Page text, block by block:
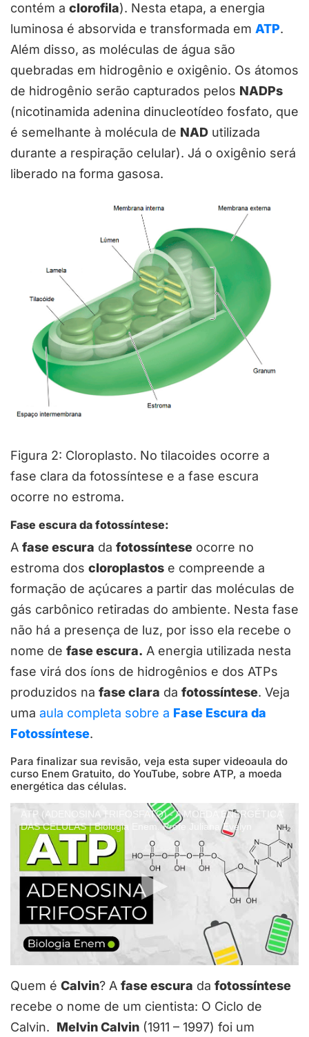
contém a clorofila). Nesta etapa, a energia
luminosa é absorvida e transformada em ATP.
Além disso, as moléculas de água são
quebradas em hidrogênio e oxigênio. Os átomos
de hidrogênio serão capturados pelos NADPs
(nicotinamida adenina dinucleotídeo fosfato, que
é semelhante à molécula de NAD utilizada
durante a respiração celular). Já o oxigênio será
liberado na forma gasosa.
Figura 2: Cloroplasto. No tilacoides ocorre a
fase clara da fotossíntese e a fase escura
ocorre no estroma.
Fase escura da fotossíntese:
A fase escura da fotossíntese ocorre no
estroma dos cloroplastos e compreende a
formação de açúcares a partir das moléculas de
gás carbônico retiradas do ambiente. Nesta fase
não há a presença de luz, por isso ela recebe o
nome de fase escura. A energia utilizada nesta
fase virá dos íons de hidrogênios e dos ATPs
produzidos na fase clara da fotossíntese. Veja
uma aula completa sobre a Fase Escura da
Fotossíntese.
Para finalizar sua revisão, veja esta super videoaula do
curso Enem Gratuito, do YouTube, sobre ATP, a moeda
energética das células.
ATP (ADENOSINA TRIFOSFATO) - A MOEDA ENERGÉTICA
DAS CÉLULAS | Biologia Enem. Profe Juliana Evelyn
Quem é Calvin? A fase escura da fotossíntese
recebe o nome de um cientista: O Ciclo de
Calvin. Melvin Calvin (1911 – 1997) foi um